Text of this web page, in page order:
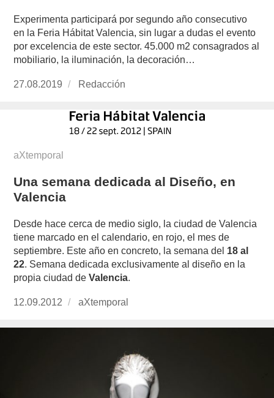
Experimenta participará por segundo año consecutivo
en la Feria Hábitat Valencia, sin lugar a dudas el evento
por excelencia de este sector. 45.000 m2 consagrados al
mobiliario, la iluminación, la decoración…
Publicado
27.08.2019 https://www.experimenta.es/author/redaccion/
Redacción
aXtemporal
Una semana dedicada al Diseño, en
Valencia
Desde hace cerca de medio siglo, la ciudad de Valencia
tiene marcado en el calendario, en rojo, el mes de
septiembre. Este año en concreto, la semana del 18 al
22. Semana dedicada exclusivamente al diseño en la
propia ciudad deValencia.
Publicado
12.09.2012 https://www.experimenta.es/author/
aXtemporal